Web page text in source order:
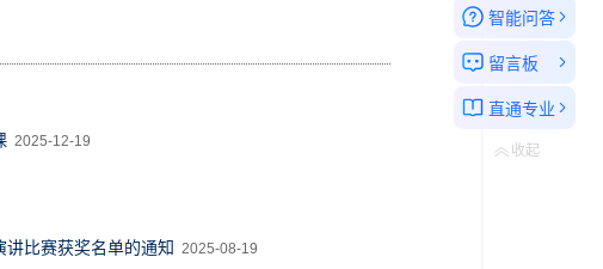
2025-12-19
讲比赛获奖名单的通知 2025-08-19
智能问答
留言板
直通专业
收起